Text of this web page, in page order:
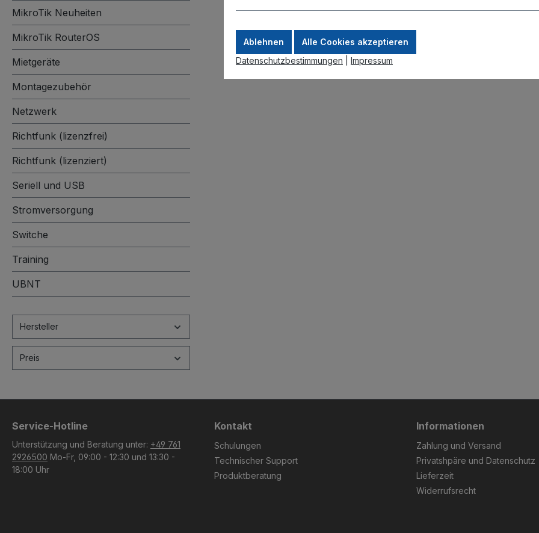
MikroTik Neuheiten
MikroTik RouterOS
Mietgeräte
Montagezubehör
Netzwerk
Richtfunk (lizenzfrei)
Richtfunk (lizenziert)
Seriell und USB
Stromversorgung
Switche
Training
UBNT
Hersteller
Preis
Service-Hotline
Unterstützung und Beratung unter: +49 761
2926500 Mo-Fr, 09:00 - 12:30 und 13:30 -
18:00 Uhr
Kontakt
Schulungen
Technischer Support
Produktberatung
Informationen
Zahlung und Versand
Privatshpäre und Datenschutz
Lieferzeit
Widerrufsrecht
Ablehnen
Alle Cookies akzeptieren
Datenschutzbestimmungen
Impressum